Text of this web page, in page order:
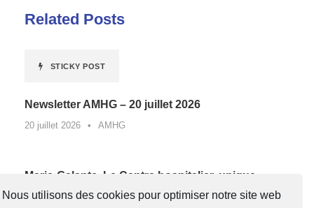
Nous utilisons des cookies pour optimiser notre site web
Related Posts
STICKY POST
Newsletter AMHG – 20 juillet 2026
20 juillet 2026 • AMHG
Marie-Galante. Le Centre hospitalier, unique
lauréat de Guadeloupe d’un appel à projets
national contre la sédentarité au travail*